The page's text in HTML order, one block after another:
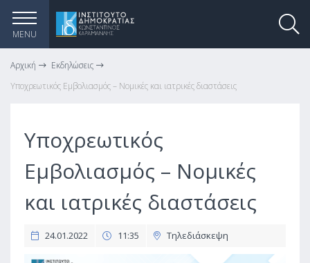
MENU
Αρχική
Εκδηλώσεις
Υποχρεωτικός Εμβολιασμός – Νομικές και ιατρικές διαστάσεις
Υποχρεωτικός
Εμβολιασμός – Νομικές
και ιατρικές διαστάσεις
24.01.2022 11:35 Τηλεδιάσκεψη